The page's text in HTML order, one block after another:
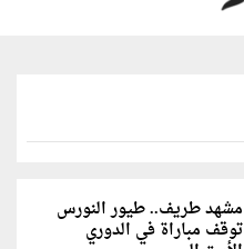
مشهد طريف.. طيور النورس
توقف مباراة في الدوري